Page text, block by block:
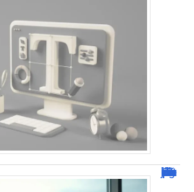
Combien de jour pour un décès d’un parent à l’étranger ?